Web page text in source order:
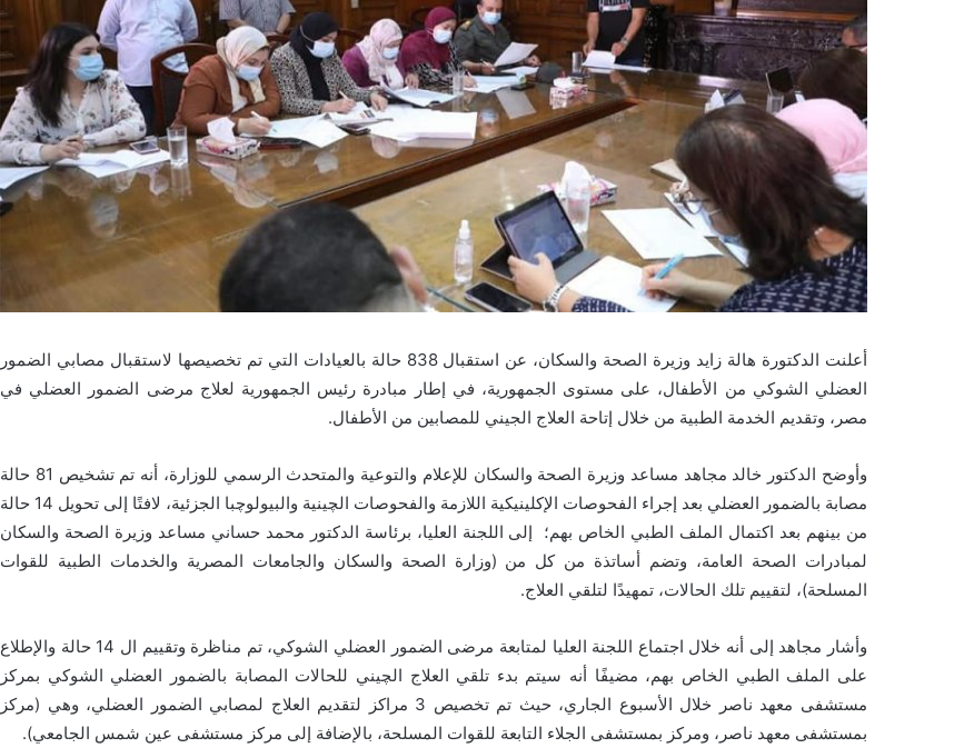
أعلنت الدكتورة هالة زايد وزيرة الصحة والسكان، عن استقبال 838 حالة بالعيادات التي تم تخصيصها لاستقبال مصابي الضمور
العضلي الشوكي من الأطفال، على مستوى الجمهورية، في إطار مبادرة رئيس الجمهورية لعلاج مرضى الضمور العضلي في
مصر، وتقديم الخدمة الطبية من خلال إتاحة العلاج الجيني للمصابين من الأطفال.
وأوضح الدكتور خالد مجاهد مساعد وزيرة الصحة والسكان للإعلام والتوعية والمتحدث الرسمي للوزارة، أنه تم تشخيص 81 حالة
مصابة بالضمور العضلي بعد إجراء الفحوصات الإكلينيكية اللازمة والفحوصات الچينية والبيولوچبا الجزئية، لافتًا إلى تحويل 14 حالة
من بينهم بعد اكتمال الملف الطبي الخاص بهم؛ إلى اللجنة العليا، برئاسة الدكتور محمد حساني مساعد وزيرة الصحة والسكان
لمبادرات الصحة العامة، وتضم أساتذة من كل من (وزارة الصحة والسكان والجامعات المصرية والخدمات الطبية للقوات
المسلحة)، لتقييم تلك الحالات، تمهيدًا لتلقي العلاج.
وأشار مجاهد إلى أنه خلال اجتماع اللجنة العليا لمتابعة مرضى الضمور العضلي الشوكي، تم مناظرة وتقييم ال 14 حالة والإطلاع
على الملف الطبي الخاص بهم، مضيفًا أنه سيتم بدء تلقي العلاج الچيني للحالات المصابة بالضمور العضلي الشوكي بمركز
مستشفى معهد ناصر خلال الأسبوع الجاري، حيث تم تخصيص 3 مراكز لتقديم العلاج لمصابي الضمور العضلي، وهي (مركز
بمستشفى معهد ناصر، ومركز بمستشفى الجلاء التابعة للقوات المسلحة، بالإضافة إلى مركز مستشفى عين شمس الجامعي).